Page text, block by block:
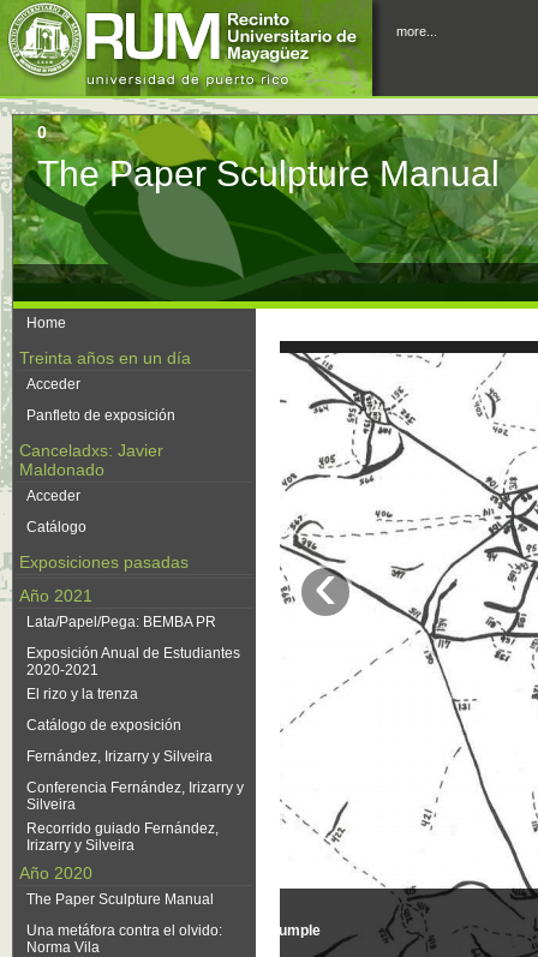
more...
0
The Paper Sculpture Manual
Home
Treinta años en un día
Acceder
Panfleto de exposición
Canceladxs: Javier
Maldonado
Acceder
Catálogo
Exposiciones pasadas
Año 2021
Lata/Papel/Pega: BEMBA PR
Exposición Anual de
Estudiantes 2020-2021
El rizo y la trenza
Catálogo de exposición
Fernández, Irizarry y Silveira
Conferencia Fernández,
Irizarry y Silveira
Recorrido guiado Fernández,
Irizarry y Silveira
Año 2020
The Paper Sculpture Manual
Una metáfora contra el
olvido: Norma Vila
The Art Guys: Paper Stunts
‹
The
The Paper Sculpture
hecho disponible el
Junta de Directores
mundo. La misma se